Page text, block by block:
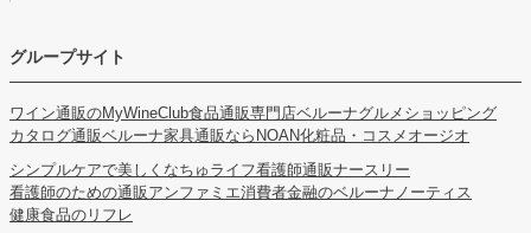
グループサイト
ワイン通販のMyWineClub食品通販専門店ベルーナグルメショッピング
カタログ通販ベルーナ家具通販ならNOAN化粧品・コスメオージオ
シンプルケアで美しくなちゅライフ看護師通販ナースリー
看護師のための通販アンファミエ消費者金融のベルーナノーティス
健康食品のリフレ